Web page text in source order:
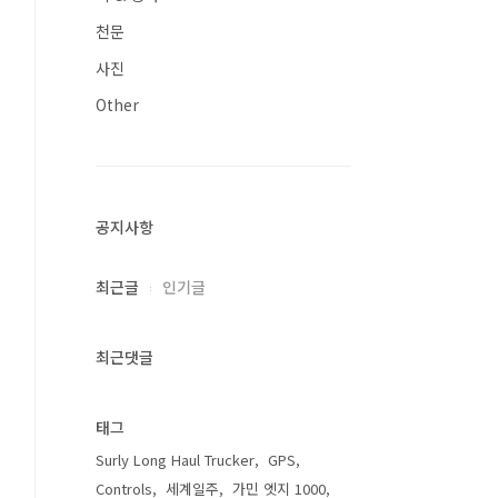
천문
사진
Other
공지사항
최근글 인기글
최근댓글
태그
Surly Long Haul Trucker
GPS
Controls
세계일주 가민 엣지 1000